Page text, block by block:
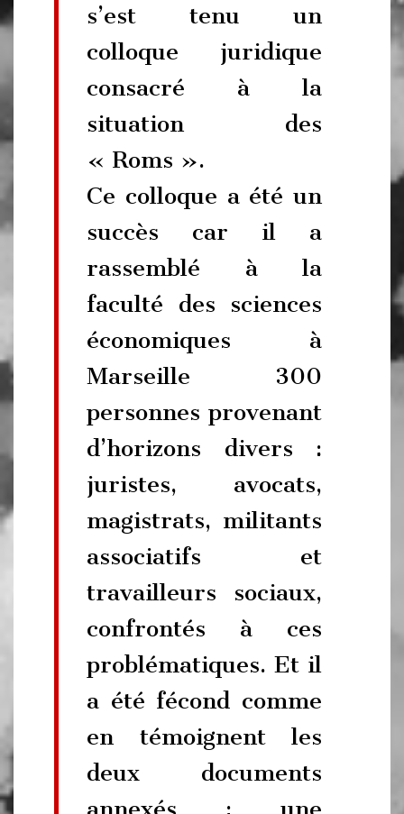
s’est tenu un
colloque juridique
consacré à la
situation des
« Roms ».
Ce colloque a été un
succès car il a
rassemblé à la
faculté des sciences
économiques à
Marseille 300
personnes provenant
d’horizons divers :
juristes, avocats,
magistrats, militants
associatifs et
travailleurs sociaux,
confrontés à ces
problématiques. Et il
a été fécond comme
en témoignent les
deux documents
annexés : une